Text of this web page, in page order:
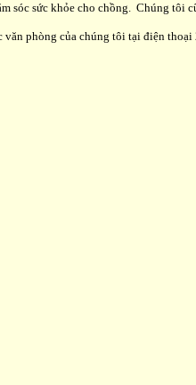
sóc sức khỏe cho chồng. Chúng
phòng của chúng tôi tại điện